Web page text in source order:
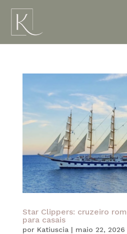
Star Clippers: cruzeiro
para casais
por Katiuscia| maio 22, 2026